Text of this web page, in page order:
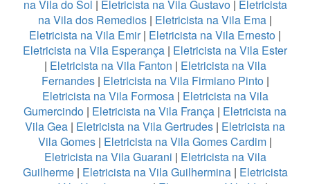
na Vila do Sol | Eletricista na Vila Gustavo| Eletricista
na Vila dos Remedios | Eletricista na Vila Ema |
Eletricista na Vila Emir| Eletricista na Vila Ernesto |
Eletricista na Vila Esperança | Eletricista na Vila Ester
| Eletricista na Vila Fanton | Eletricista na Vila
Fernandes| Eletricista na Vila Firmiano Pinto|
Eletricista na Vila Formosa| Eletricista na Vila
Gumercindo | Eletricista na Vila França | Eletricista na
Vila Gea | Eletricista na Vila Gertrudes | Eletricista na
Vila Gomes | Eletricista na Vila Gomes Cardim |
Eletricista na Vila Guarani | Eletricista na Vila
Guilherme| Eletricista na Vila Guilhermina| Eletricista